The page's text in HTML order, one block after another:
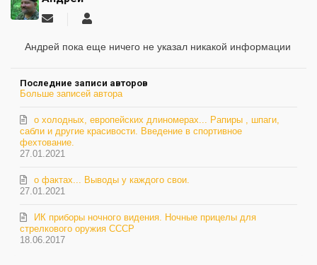
Подписаться
обновление
Андрей пока еще ничего не указал никакой информации
Последние записи авторов
Больше записей автора
27.01.2021
о холодных, европейских длиномерах... Рапиры , шпаги,
сабли и другие красивости. Введение в спортивное
фехтование.
27.01.2021
о фактах... Выводы у каждого свои.
18.06.2017
ИК приборы ночного видения. Ночные прицелы для
стрелкового оружия СССР